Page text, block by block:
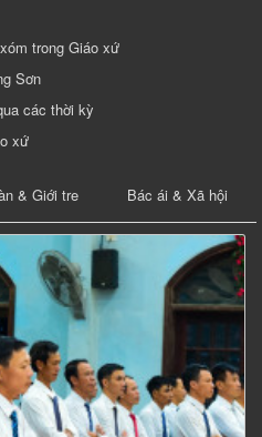
trong Giáo xứ
Sơn
các thời kỳ
xứ
& Giới tre Bác ái & Xã hội